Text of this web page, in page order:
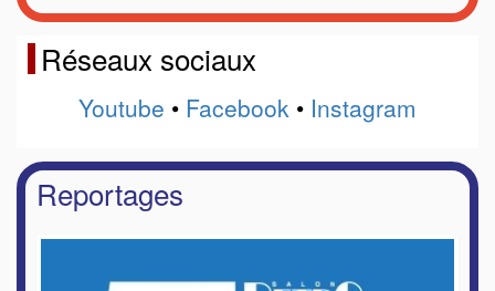
Réseaux sociaux
Youtube • Facebook • Instagram
Reportages